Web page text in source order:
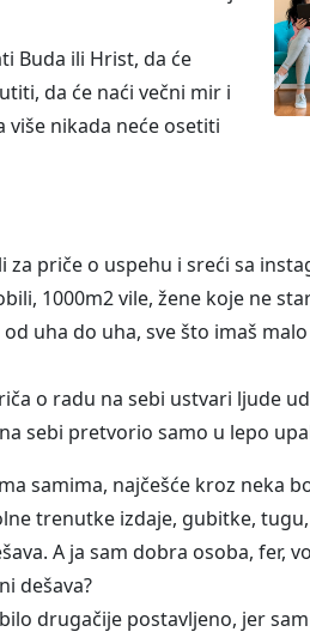
Buda ili Hrist, da će
da će naći večni mir i
više nikada neće osetiti
priče o uspehu i sreći sa
1000m2 vile, žene koje ne
uha do uha, sve što imaš
o radu na sebi ustvari ljude
sebi pretvorio samo u lepo
samima, najčešće kroz neka
trenutke izdaje, gubitke,
A ja sam dobra osoba, fer,
dešava?
drugačije postavljeno, jer